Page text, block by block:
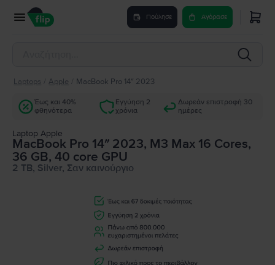
Πούλησε Αγόρασε
Laptops Apple MacBook Pro 14″ 2023
Έως και 40%
φθηνότερα
Εγγύηση 2
χρόνια
Δωρεάν επιστροφή 30
ημέρες
Laptop Apple
MacBook Pro 14″ 2023, M3 Max 16 Cores,
36 GB, 40 core GPU
2 TB, Silver, Σαν καινούργιο